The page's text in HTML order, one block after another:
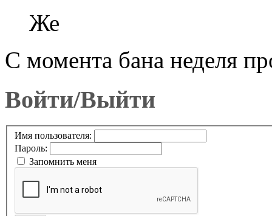
Же
С момента бана неделя
Войти/Выйти
Имя пользователя:
Пароль:
Запомнить меня